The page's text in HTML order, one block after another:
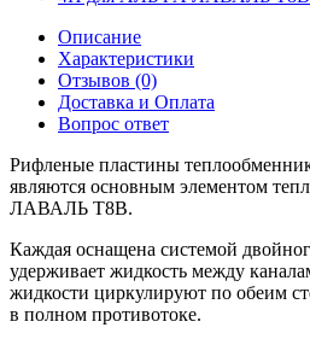
Описание
Характеристики
Отзывов (0)
Доставка и Оплата
Вопрос ответ
Рифленые пластины
являются основным элементом
ЛАВАЛЬ T8B.
Каждая оснащена системой
удерживает жидкость между
жидкости циркулируют по обеим
в полном противотоке.